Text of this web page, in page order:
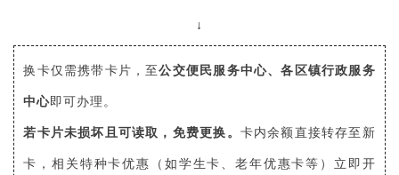
↓
换卡仅需携带卡片，至公交便民服务中心、各区镇行政服务
中心即可办理。
若卡片未损坏且可读取，免费更换。 卡内余额直接转存至新
卡，相关特种卡优惠（如学生卡、老年优惠卡等）立即开